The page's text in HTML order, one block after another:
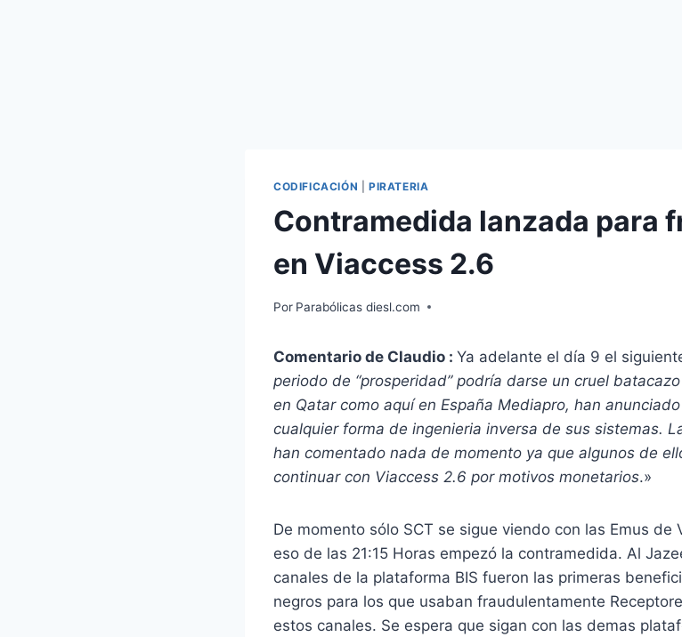
CODIFICACIÓN PIRATERIA
Contramedida lanzada para
en Viaccess 2.6
Por Parabólicas diesl.com
Comentario de Claudio : Ya adelante el día 9 el
periodo de “prosperidad” podría darse un cruel
en Qatar como aquí en España Mediapro, han
cualquier forma de ingenieria inversa de sus sistemas.
han comentado nada de momento ya que algunos de
continuar con Viaccess 2.6 por motivos monetarios.»
De momento sólo SCT se sigue viendo con las Emus de
eso de las 21:15 Horas empezó la contramedida. Al
canales de la plataforma BIS fueron las primeras
negros para los que usaban fraudulentamente
estos canales. Se espera que sigan con las demas